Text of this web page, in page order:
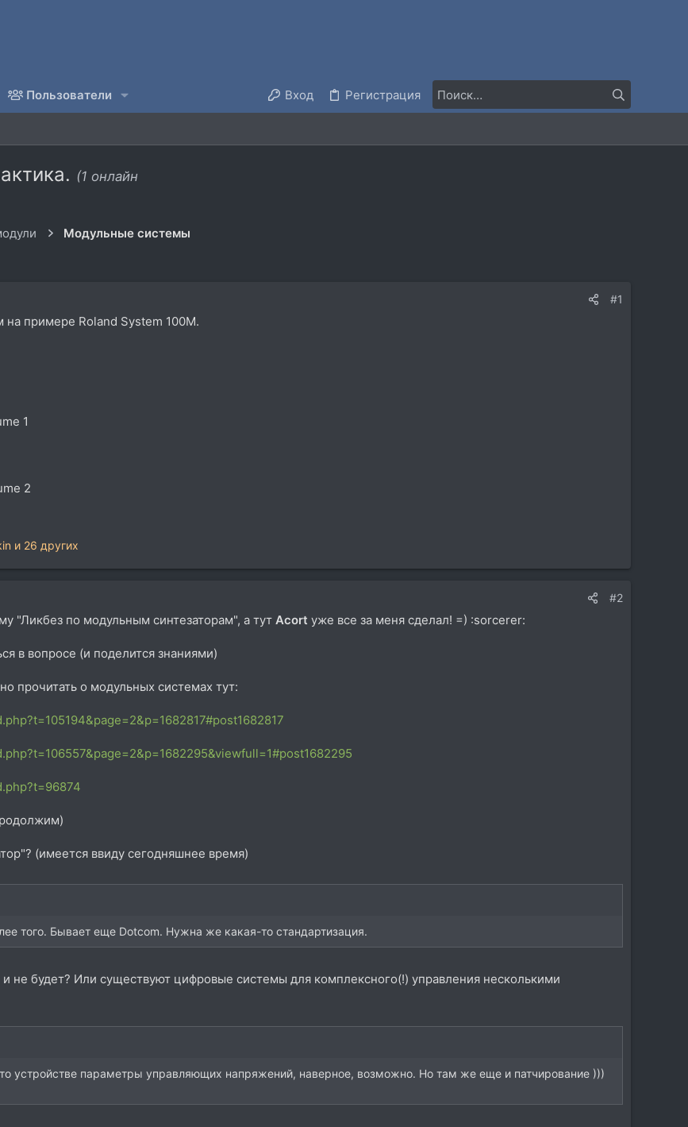
Пользователи Вход Регистрация
(1 онлайн
Модульные системы
#1
примере Roland System 100M.
1
2
и 26 других
#2
"Ликбез по модульным синтезаторам", а тут Acort уже все за меня сделал! =) :sorcerer:
в вопросе (и поделится знаниями)
прочитать о модульных системах тут:
(имеется ввиду сегодняшнее время)
того. Бывает еще Dotcom. Нужна же какая-то стандартизация.
не будет? Или существуют цифровые системы для комплексного(!) управления несколькими
устройстве параметры управляющих напряжений, наверное, возможно. Но там же еще и патчирование )))